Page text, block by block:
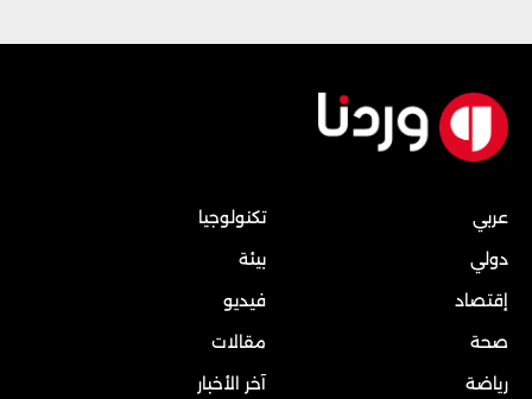
عربي
دولي
إقتصاد
صحة
رياضة
تكنولوجيا
بيئة
فيديو
مقالات
آخر الأخبار